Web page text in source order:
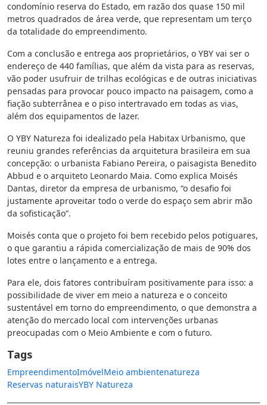
condomínio reserva do Estado, em razão dos quase 150 mil
metros quadrados de área verde, que representam um terço
da totalidade do empreendimento.
Com a conclusão e entrega aos proprietários, o YBY vai ser o
endereço de 440 famílias, que além da vista para as reservas,
vão poder usufruir de trilhas ecológicas e de outras iniciativas
pensadas para provocar pouco impacto na paisagem, como a
fiação subterrânea e o piso intertravado em todas as vias,
além dos equipamentos de lazer.
O YBY Natureza foi idealizado pela Habitax Urbanismo, que
reuniu grandes referências da arquitetura brasileira em sua
concepção: o urbanista Fabiano Pereira, o paisagista Benedito
Abbud e o arquiteto Leonardo Maia. Como explica Moisés
Dantas, diretor da empresa de urbanismo, “o desafio foi
justamente aproveitar todo o verde do espaço sem abrir mão
da sofisticação”.
Moisés conta que o projeto foi bem recebido pelos potiguares,
o que garantiu a rápida comercialização de mais de 90% dos
lotes entre o lançamento e a entrega.
Para ele, dois fatores contribuíram positivamente para isso: a
possibilidade de viver em meio a natureza e o conceito
sustentável em torno do empreendimento, o que demonstra a
atenção do mercado local com intervenções urbanas
preocupadas com o Meio Ambiente e com o futuro.
Tags
EmpreendimentoImóvelMeio ambientenatureza
Reservas naturaisYBY Natureza